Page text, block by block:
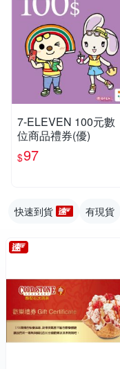
7-ELEVEN 100元數
位商品禮券(優)
$97
快速到貨 有現貨